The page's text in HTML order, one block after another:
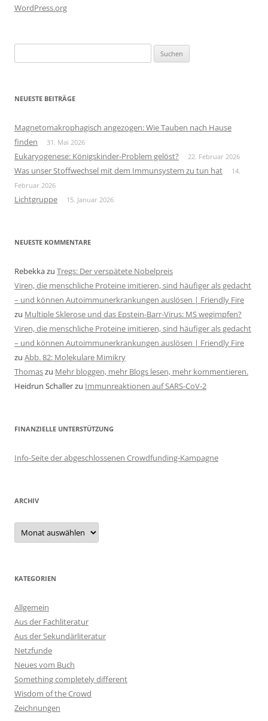
WordPress.org
nach:
NEUESTE BEITRÄGE
Magnetomakrophagisch angezogen: Wie Tauben nach Hause
finden
31. Mai 2026
Eukaryogenese: Königskinder-Problem gelöst? 22. Februar 2026
Was unser Stoffwechsel mit dem Immunsystem zu tun hat
14.
Februar 2026
Lichtgruppe 15. Januar 2026
NEUESTE KOMMENTARE
Rebekkazu Tregs: Der verspätete Nobelpreis
Viren, die menschliche Proteine imitieren, sind häufiger als gedacht
– und können Autoimmunerkrankungen auslösen | Friendly Fire
zu Multiple Sklerose und das Epstein-Barr-Virus: MS wegimpfen?
Viren, die menschliche Proteine imitieren, sind häufiger als gedacht
– und können Autoimmunerkrankungen auslösen | Friendly Fire
zu Abb. 82: Molekulare Mimikry
Thomaszu Mehr bloggen, mehr Blogs lesen, mehr kommentieren.
Heidrun Schallerzu Immunreaktionen auf SARS-CoV-2
FINANZIELLE UNTERSTÜTZUNG
Info-Seite der abgeschlossenen Crowdfunding-Kampagne
ARCHIV
Archiv
KATEGORIEN
Allgemein
Aus der Fachliteratur
Aus der Sekundärliteratur
Netzfunde
Neues vom Buch
Something completely different
Wisdom of the Crowd
Zeichnungen